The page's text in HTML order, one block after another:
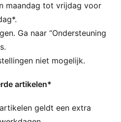
maandag tot vrijdag voor
Ga naar “Ondersteuning
niet mogelijk.
artikelen*
geldt een extra